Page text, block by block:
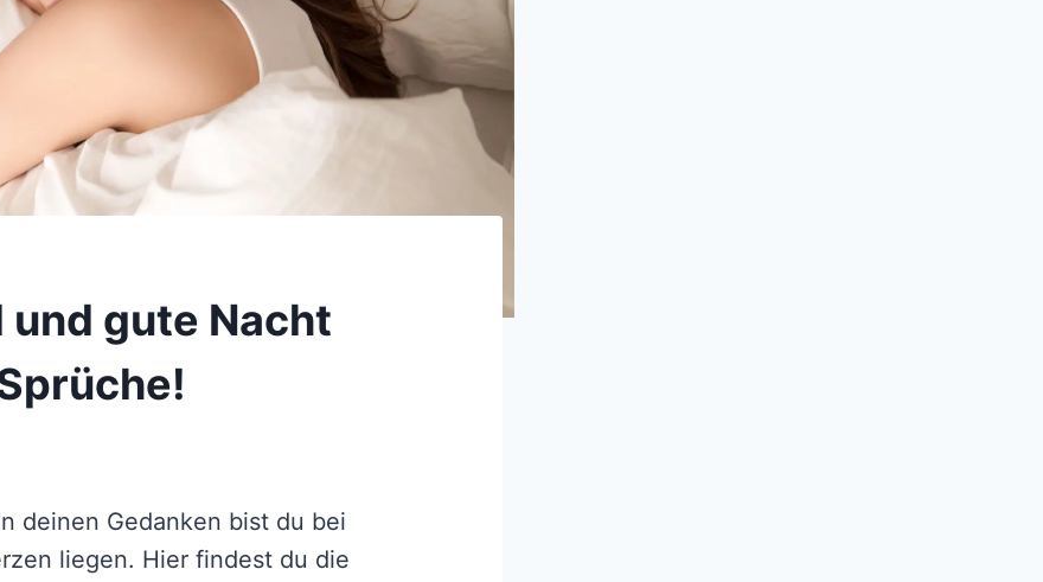
gute Nacht
deinen Gedanken bist du bei
liegen. Hier findest du die